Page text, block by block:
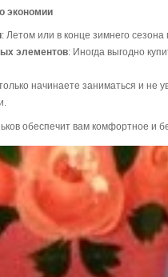
экономии
: Летом или в конце зимнего
элементов: Иногда выгодно
начинаете заниматься и не
обеспечит вам комфортное и